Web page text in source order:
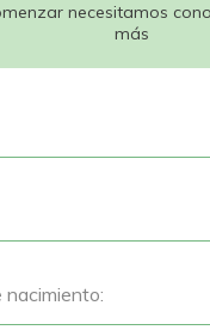
necesitamos
más
nacimiento: